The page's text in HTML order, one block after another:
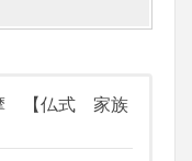
【仏式 家族